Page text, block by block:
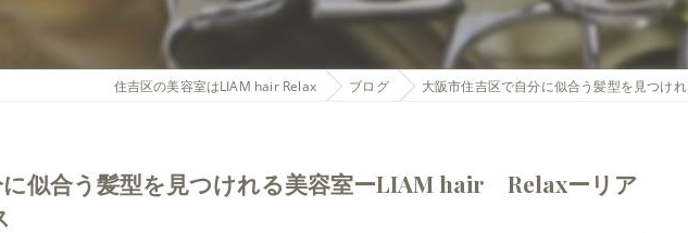
住吉区の美容室はLIAM hair Relax ブログ 大阪市住吉区で自分に似合う髪型を見つけ
に似合う髪型を見つけれる美容室ーLIAM hair Relaxーリア